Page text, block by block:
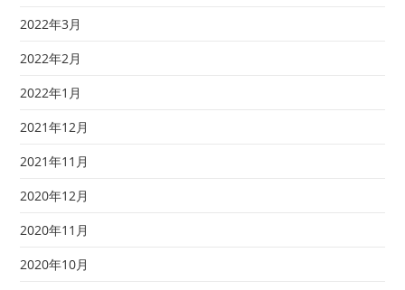
2022年3月
2022年2月
2022年1月
2021年12月
2021年11月
2020年12月
2020年11月
2020年10月